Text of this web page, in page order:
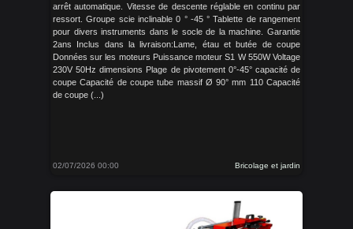
arrêt automatique. Vitesse de descente réglable en continu par
ressort. Groupe scie inclinable 0 ° -45 ° Tablette de rangement
pour divers instruments dans le socle de la machine. Garantie
2ans Inclus dans la livraison:Lame, étau et butée de coupe
Données sur les moteurs Puissance moteur S1 W 550W Voltage
230V 50Hz dimensions Plage de pivotement 0°-45° capacité de
coupe Capacité de coupe tube massif Ø 90° mm 110 Capacité
de coupe (...)
02/07/2026 00:00 Bricolage et jardin